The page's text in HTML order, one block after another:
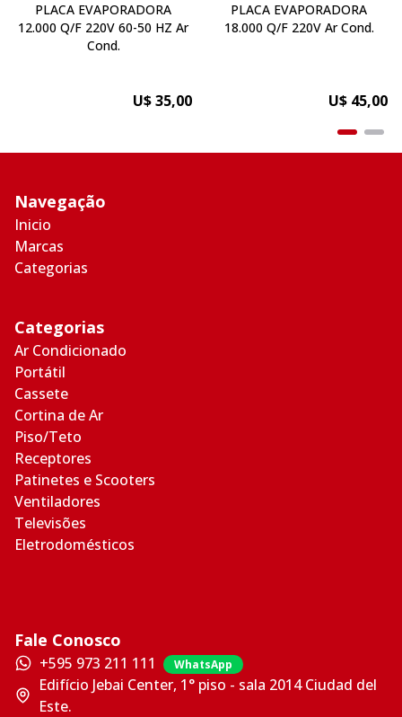
PLACA EVAPORADORA
12.000 Q/F 220V 60-50 HZ Ar
Cond.
U$ 35,00
PLACA EVAPORADORA
18.000 Q/F 220V Ar Cond.
U$ 45,00
Navegação
Inicio
Marcas
Categorias
Categorias
Ar Condicionado
Portátil
Cassete
Cortina de Ar
Piso/Teto
Receptores
Patinetes e Scooters
Ventiladores
Televisões
Eletrodomésticos
Fale Conosco
+595 973 211 111 WhatsApp
Edifício Jebai Center, 1° piso - sala 2014 Ciudad del
Este.